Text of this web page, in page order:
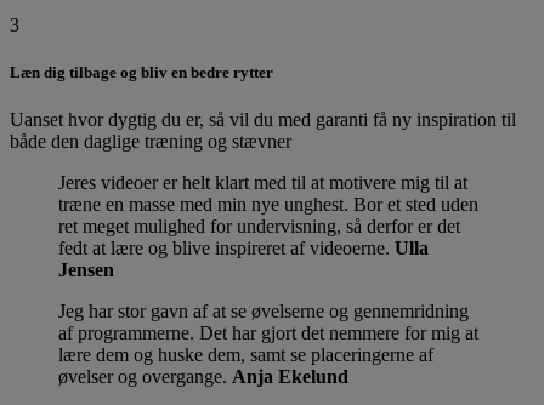
3
Læn dig tilbage og bliv en bedre rytter
Uanset hvor dygtig du er, så vil du med garanti få ny inspiration til
både den daglige træning og stævner
Jeres videoer er helt klart med til at motivere mig til at
træne en masse med min nye unghest. Bor et sted uden
ret meget mulighed for undervisning, så derfor er det
fedt at lære og blive inspireret af videoerne. Ulla
Jensen
Jeg har stor gavn af at se øvelserne og gennemridning
af programmerne. Det har gjort det nemmere for mig at
lære dem og huske dem, samt se placeringerne af
øvelser og overgange. Anja Ekelund